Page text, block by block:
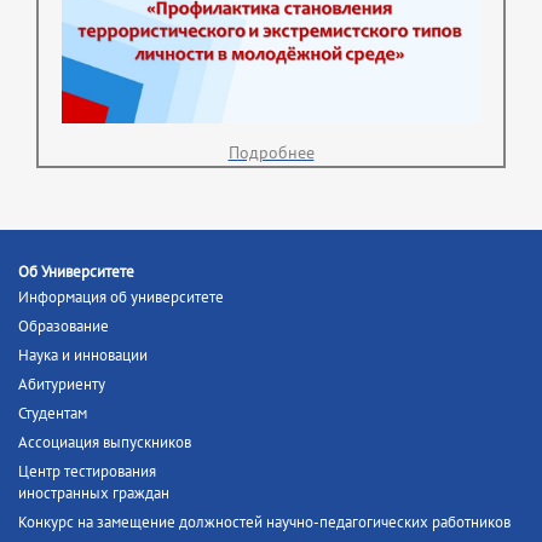
Подробнее
Об Университете
Информация об университете
Образование
Наука и инновации
Абитуриенту
Студентам
Ассоциация выпускников
Центр тестирования
иностранных граждан
Конкурс на замещение должностей научно-педагогических работников